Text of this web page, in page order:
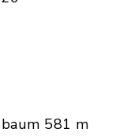
581 m